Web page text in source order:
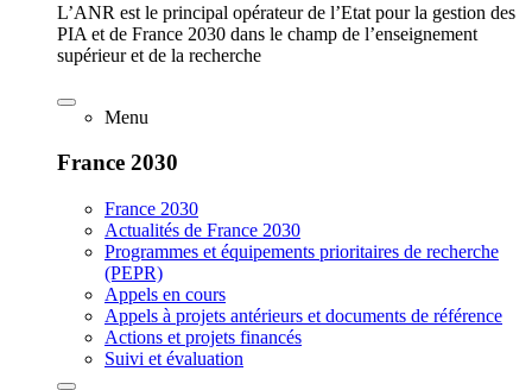
L’ANR est le principal opérateur de l’Etat pour la gestion des
PIA et de France 2030 dans le champ de l’enseignement
supérieur et de la recherche
Menu
France 2030
France 2030
Actualités de France 2030
Programmes et équipements prioritaires de recherche
(PEPR)
Appels en cours
Appels à projets antérieurs et documents de référence
Actions et projets financés
Suivi et évaluation